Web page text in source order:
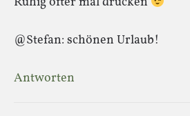
@Stefan: schönen Urlaub!
Antworten